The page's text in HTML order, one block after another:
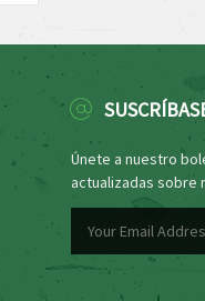
Únete a nuestro
actualizadas sobre